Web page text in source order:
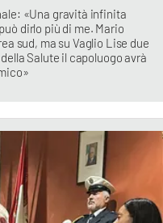
«Una gravità infinita
dirlo più di me. Mario
sud, ma su Vaglio Lise due
Salute il capoluogo avrà